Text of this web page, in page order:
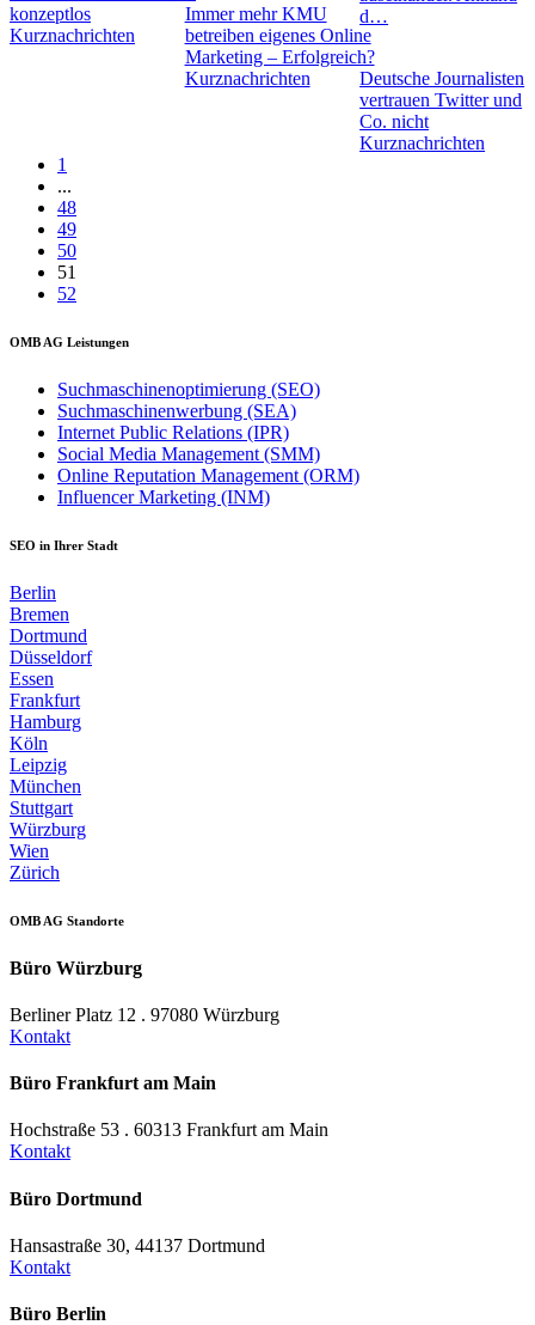
konzeptlos
Kurznachrichten
Immer mehr KMU
betreiben eigenes Online
Marketing – Erfolgreich?
Kurznachrichten
d…
Deutsche Journalisten
vertrauen Twitter und
Co. nicht
Kurznachrichten
1
...
48
49
50
51
52
OMB AG Leistungen
Suchmaschinenoptimierung (SEO)
Suchmaschinenwerbung (SEA)
Internet Public Relations (IPR)
Social Media Management (SMM)
Online Reputation Management (ORM)
Influencer Marketing (INM)
SEO in Ihrer Stadt
Berlin
Bremen
Dortmund
Düsseldorf
Essen
Frankfurt
Hamburg
Köln
Leipzig
München
Stuttgart
Würzburg
Wien
Zürich
OMB AG Standorte
Büro Würzburg
Berliner Platz 12 . 97080 Würzburg
Kontakt
Büro Frankfurt am Main
Hochstraße 53 . 60313 Frankfurt am Main
Kontakt
Büro Dortmund
Hansastraße 30, 44137 Dortmund
Kontakt
Büro Berlin